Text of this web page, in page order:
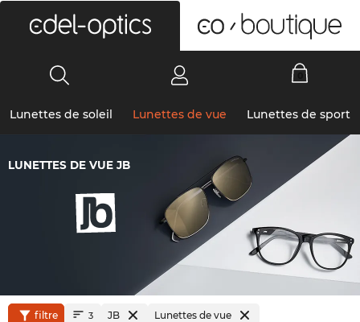
Lunettes de soleil Lunettes de vue Lunettes de sport
LUNETTES DE VUE JB
filtre 3 JB Lunettes de vue